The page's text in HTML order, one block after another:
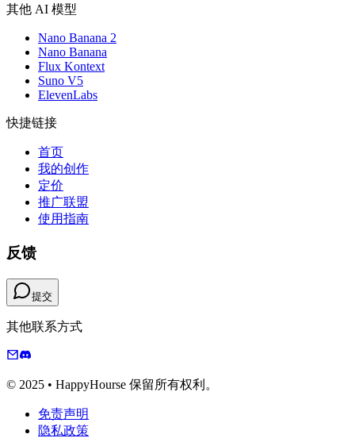
其他 AI 模型
Nano Banana 2
Nano Banana
Flux Kontext
Suno V5
ElevenLabs
快捷链接
首页
我的创作
定价
推广联盟
使用指南
反馈
提交
其他联系方式
© 2025 • HappyHourse 保留所有权利。
免责声明
隐私政策